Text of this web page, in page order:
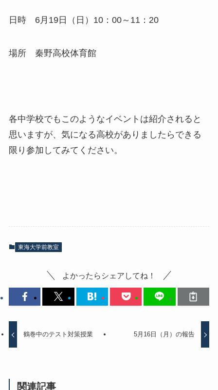
日時 6月19日（日）10：00～11：20
場所 秦野高校体育館
各中学校でもこのようなイベントは紹介されると
思いますが、気になる高校がありましたらできる
限り参加してみてください。
東海大学前教室
よかったらシェアしてね！
鶴巻中のテスト対策授業 5月16日（月）の報告
関連記事